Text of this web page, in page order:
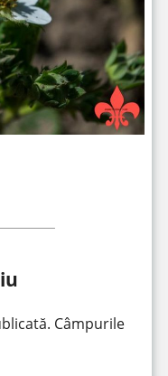
Câmpurile